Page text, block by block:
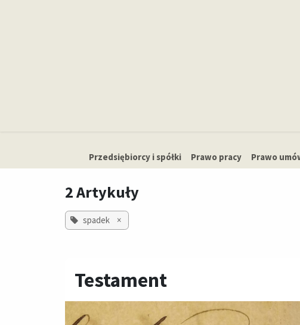
Przedsiębiorcy i spółki ​Prawo pracy Prawo
2 Artykuły
spadek ×
Testament